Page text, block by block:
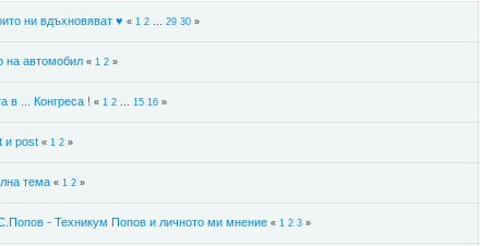
ни вдъхновяват ♥ « 1 2... 29 30»
на автомобил « 1 2»
в ... Конгреса ! « 1 2... 15 16»
и post « 1 2»
тема « 1 2»
- Техникум Попов и личното ми мнение « 1 2 3»